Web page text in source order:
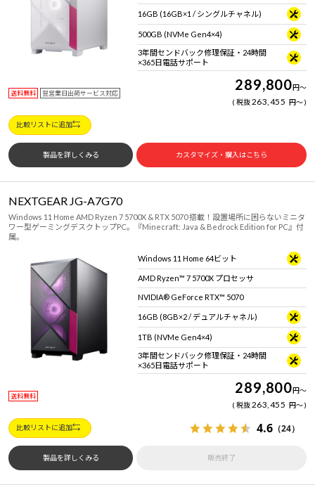
16GB (16GB×1 / シングルチャネル)
500GB (NVMe Gen4×4)
3年間センドバック修理保証・24時間
×365日電話サポート
送料無料 翌営業日出荷サービス対応 289,800円～
税抜263,455 円～
比較リストに追加
製品を詳しくみる カスタマイズ・購入はこちら
NEXTGEAR JG-A7G70
Windows 11 Home AMD Ryzen 7 5700X & RTX 5070 搭載！設置場所に困らないミニタ
ワー型ゲーミングデスクトップPC。『Minecraft: Java & Bedrock Edition for PC』付
属。
Windows 11 Home 64ビット
AMD Ryzen™ 7 5700X プロセッサ
NVIDIA® GeForce RTX™ 5070
16GB (8GB×2 / デュアルチャネル)
1TB (NVMe Gen4×4)
3年間センドバック修理保証・24時間
×365日電話サポート
送料無料 289,800円～
税抜263,455 円～
比較リストに追加 4.6 （24）
製品を詳しくみる 販売終了